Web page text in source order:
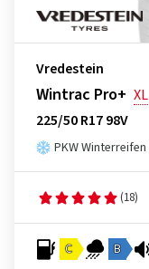
Vredestein
Wintrac Pro+ XL
225/50 R17 98V
PKW Winterreifen
(18)
C B